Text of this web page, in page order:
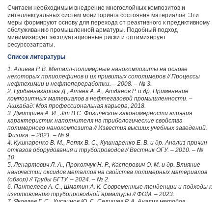
Считаем необходимым внедрение многослойных композитов и
интеллектуальных систем мониторинга состояния материалов. Эти
меры формируют основу для перехода от реактивного к предиктивному
обслуживанию промышленной арматуры. Подобный подход
минимизирует эксплуатационные риски и оптимизирует
ресурсозатраты.
Список литературы
1. Алиева Р. В. Металл-полимерные нанокомпозиты на основе
некоторых полиолефинов и их привитых сополимеров // Процессы
нефтехимии и нефтепереработки. – 2008. – № 3.
2. Гурбанназарова Д., Атаев А. А., Атданов Р. и др. Применение
композитных материалов в нефтегазовой промышленности. –
Ашхабад: Моя профессиональная карьера, 2018.
3. Дмитриев А. И., Jim В.С. Физические закономерности влияния
характеристик наполнителя на трибологические свойства
полимерного нанокомпозита // Известия высших учебных заведений.
Физика. – 2021. – № 9.
4. Кушнаренко В. М., Репях В. С., Кушнаренко Е. В. и др. Анализ причин
отказов оборудования и трубопроводов // Вестник ОГУ. – 2010. – №
10.
5. Ленартович Л. А., Прокопчук Н. Р., Касперович О. М. и др. Влияние
наночастиц оксидов металлов на свойства полимерных материалов
(обзор) // Труды БГТУ. – 2024. – № 2.
6. Пантелеев А. С., Шматин А. К. Современные тенденции и подходы к
изготовлению трубопроводной арматуры // ФОМ. – 2023.